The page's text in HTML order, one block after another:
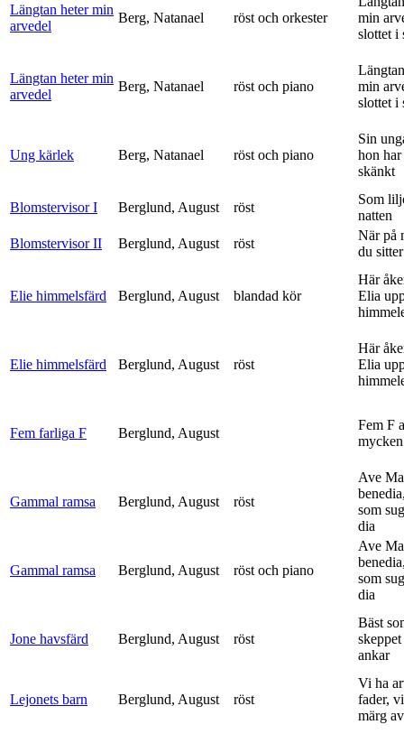
Längtan heter min
arvedel
Berg, Natanael röst och orkester
min
slottet i
Längtan heter min
arvedel
Berg, Natanael röst och piano
min
slottet i
Ung kärlek Berg, Natanael röst och piano
Sin
hon
skänkt
Blomstervisor I Berglund, August röst
Som
natten
Blomstervisor II
Berglund, August röst
När på
du sitter
Elie himmelsfärd Berglund, August blandad kör
Här
Elia
Elie himmelsfärd Berglund, August röst
Här
Elia
Fem farliga F Berglund, August
Fem F
Gammal ramsa Berglund, August röst
Ave
som
dia
Gammal ramsa Berglund, August röst och piano
Ave
som
dia
Jone havsfärd Berglund, August röst
Bäst
ankar
Lejonets barn Berglund, August röst
Vi ha
fader,
märg